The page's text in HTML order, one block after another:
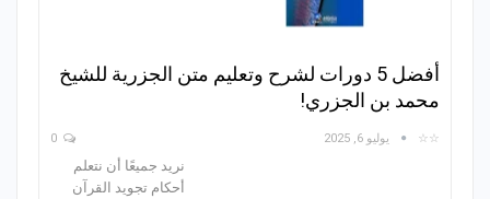
أفضل 5 دورات لشرح وتعليم متن الجزرية للشيخ
محمد بن الجزري!
☆☆ يوليو 6, 2025
نريد جميعًا أن نتعلم
أحكام تجويد القرآن